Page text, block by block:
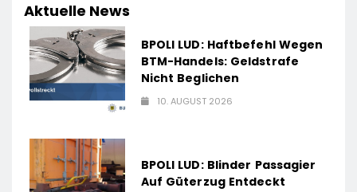
Aktuelle News
BPOLI LUD: Haftbefehl Wegen
BTM-Handels: Geldstrafe
Nicht Beglichen
10. AUGUST 2026
BPOLI LUD: Blinder Passagier
Auf Güterzug Entdeckt